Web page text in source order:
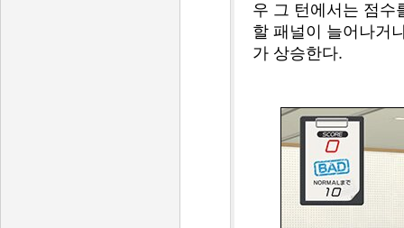
우 그 턴에서는 점수
할 패널이 늘어나거
가 상승한다.